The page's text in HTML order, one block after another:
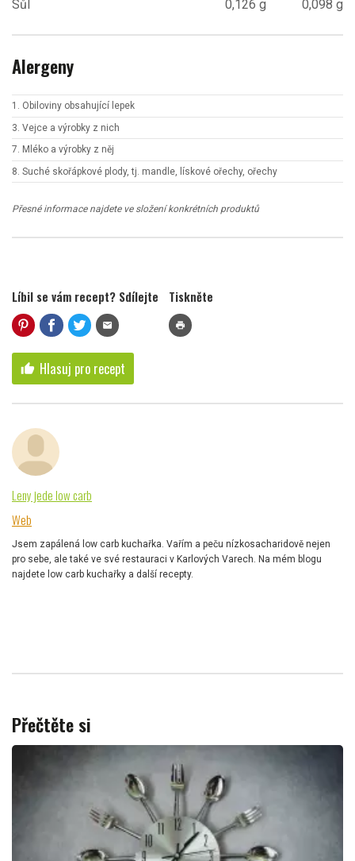
Sůl 0,126 g 0,098 g
Alergeny
1. Obiloviny obsahující lepek
3. Vejce a výrobky z nich
7. Mléko a výrobky z něj
8. Suché skořápkové plody, tj. mandle, lískové ořechy, ořechy
Přesné informace najdete ve složení konkrétních produktů
Líbil se vám recept? Sdílejte
mail
Tiskněte
print
thumb_up Hlasuj pro recept
Leny jede low carb
Web
Jsem zapálená low carb kuchařka. Vařím a peču nízkosacharidově nejen
pro sebe, ale také ve své restauraci v Karlových Varech. Na mém blogu
najdete low carb kuchařky a další recepty.
Přečtěte si